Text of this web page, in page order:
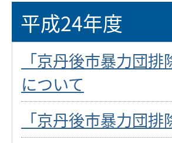
平成24年度
「京丹後市暴力団
について
「京丹後市暴力団